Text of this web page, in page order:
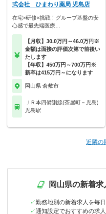
式会社 ひまわり薬局 児島店
在宅×研修×挑戦！グループ基盤の安
心感で最先端医療…
【月収】30.0万円～46.0万円※
金額は面接の評価次第で前後い
たします
【年収】450万円～700万円※
新卒は415万円～になります
岡山県 倉敷市
ＪＲ本四備讃線(茶屋町－児島)
児島駅
近隣の
岡山県の新着
勤務地別の新着求人を毎
通知設定でおすすめの求